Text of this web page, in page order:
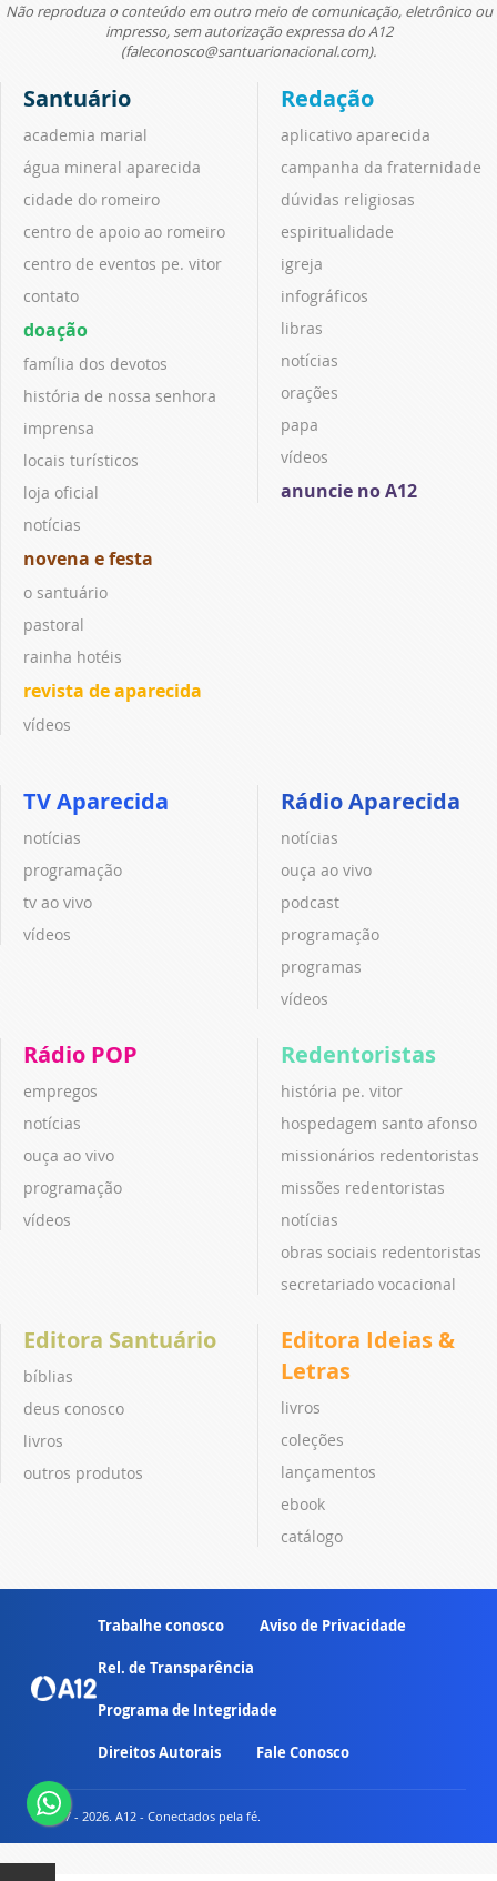
Não reproduza o conteúdo em outro meio de comunicação, eletrônico ou
impresso, sem autorização expressa do A12
(faleconosco@santuarionacional.com).
Santuário
academia marial
água mineral aparecida
cidade do romeiro
centro de apoio ao romeiro
centro de eventos pe. vitor
contato
doação
família dos devotos
história de nossa senhora
imprensa
locais turísticos
loja oficial
notícias
novena e festa
o santuário
pastoral
rainha hotéis
revista de aparecida
vídeos
Redação
aplicativo aparecida
campanha da fraternidade
dúvidas religiosas
espiritualidade
igreja
infográficos
libras
notícias
orações
papa
vídeos
anuncie no A12
TV Aparecida
notícias
programação
tv ao vivo
vídeos
Rádio Aparecida
notícias
ouça ao vivo
podcast
programação
programas
vídeos
Rádio POP
empregos
notícias
ouça ao vivo
programação
vídeos
Redentoristas
história pe. vitor
hospedagem santo afonso
missionários redentoristas
missões redentoristas
notícias
obras sociais redentoristas
secretariado vocacional
Editora Santuário
bíblias
deus conosco
livros
outros produtos
Editora Ideias &
Letras
livros
coleções
lançamentos
ebook
catálogo
Trabalhe conosco Aviso de Privacidade
Rel. de Transparência
Programa de Integridade
Direitos Autorais Fale Conosco
© 2007 - 2026. A12 - Conectados pela fé.